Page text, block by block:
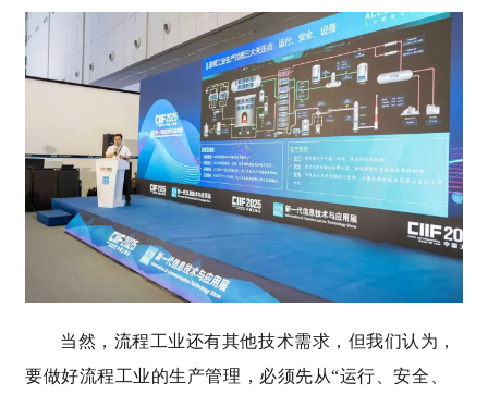
当然，流程工业还有其他技术需求，但我们认为，
要做好流程工业的生产管理，必须先从“运行、安全、